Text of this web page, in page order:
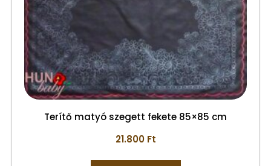
Terítő matyó szegett fekete 85×85 cm
21.800 Ft